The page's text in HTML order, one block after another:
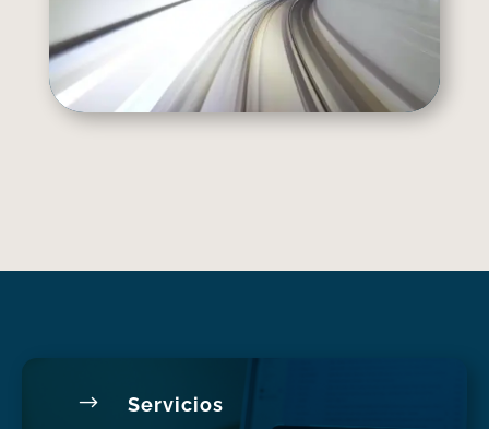
$ Servicios